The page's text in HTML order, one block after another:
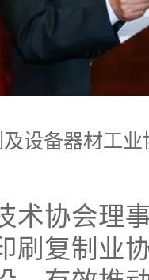
设备器材工
术协会理
刷复制业